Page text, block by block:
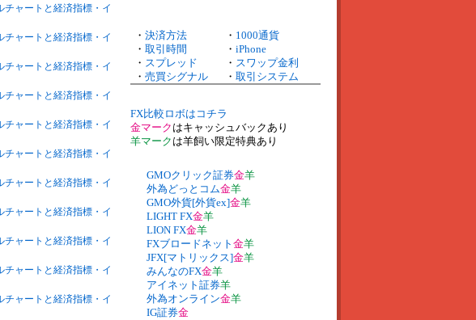
チャートと経済指標・イ
チャートと経済指標・イ
チャートと経済指標・イ
チャートと経済指標・イ
チャートと経済指標・イ
チャートと経済指標・イ
チャートと経済指標・イ
チャートと経済指標・イ
チャートと経済指標・イ
チャートと経済指標・イ
チャートと経済指標・イ
・ 決済方法 ・ 1000通貨
・ 取引時間 ・ iPhone
・ スプレッド ・ スワップ金利
・ 売買シグナル ・ 取引システム
FX比較ロボはコチラ
金マーク はキャッシュバックあり
羊マーク は羊飼い限定特典あり
GMOクリック証券金羊
外為どっとコム金羊
GMO外貨[外貨ex]金羊
LIGHT FX金羊
LION FX金羊
FXブロードネット 金羊
JFX[マトリックス]金羊
みんなのFX金羊
アイネット証券羊
外為オンライン金羊
IG証券金